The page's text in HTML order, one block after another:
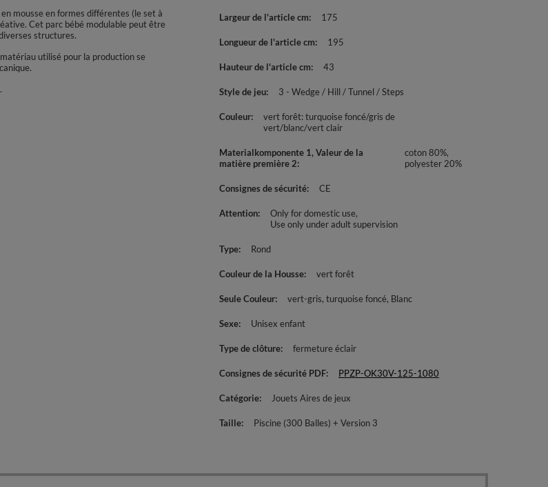
mousse en formes différentes (le set à
Cet parc bébé modulable peut être
structures.
utilisé pour la production se
Largeur de l'article cm 175
Longueur de l'article cm 195
Hauteur de l'article cm 43
Style de jeu 3 - Wedge / Hill / Tunnel / Steps
Couleur
vert forêt: turquoise foncé/gris de
vert/blanc/vert clair
Materialkomponente 1, Valeur de la
matière première 2
coton 80%,
polyester 20%
Consignes de sécurité CE
Attention
Only for domestic use
Use only under adult supervision
Type Rond
Couleur de la Housse vert forêt
Seule Couleur vert-gris turquoise foncé Blanc
Sexe Unisex enfant
Type de clôture fermeture éclair
Consignes de sécurité PDF PPZP-OK30V-125-1080
Catégorie Jouets Aires de jeux
Taille Piscine (300 Balles) + Version 3